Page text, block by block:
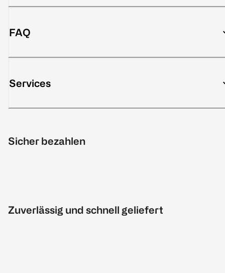
FAQ
Services
Sicher bezahlen
Zuverlässig und schnell geliefert